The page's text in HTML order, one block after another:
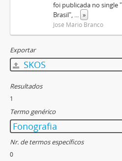
foi publicada no single
Brasil", ... »
José Mário Branco
Exportar
SKOS
Resultados
1
Termo genérico
Fonografia
Nr. de termos específicos
0